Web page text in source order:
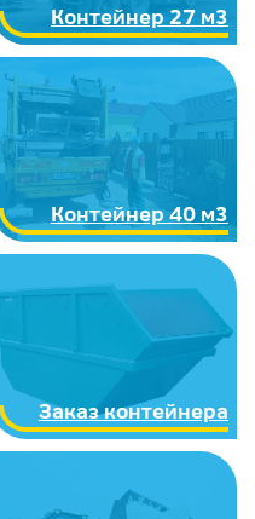
Контейнер 27 м3
Контейнер 40 м3
Заказ контейнера